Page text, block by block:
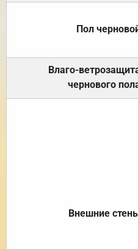
Пол
Влаго-
чернового
Внешние